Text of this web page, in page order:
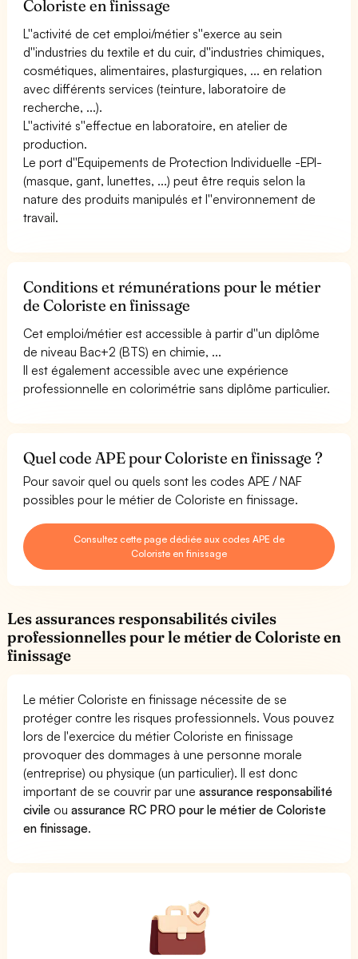
Coloriste en finissage
L''activité de cet emploi/métier s''exerce au sein
d''industries du textile et du cuir, d''industries chimiques,
cosmétiques, alimentaires, plasturgiques, ... en relation
avec différents services (teinture, laboratoire de
recherche, ...).
L''activité s''effectue en laboratoire, en atelier de
production.
Le port d''Equipements de Protection Individuelle -EPI-
(masque, gant, lunettes, ...) peut être requis selon la
nature des produits manipulés et l''environnement de
travail.
Conditions et rémunérations pour le métier
de Coloriste en finissage
Cet emploi/métier est accessible à partir d''un diplôme
de niveau Bac+2 (BTS) en chimie, ...
Il est également accessible avec une expérience
professionnelle en colorimétrie sans diplôme particulier.
Quel code APE pour Coloriste en finissage ?
Pour savoir quel ou quels sont les codes APE / NAF
possibles pour le métier de Coloriste en finissage.
Consultez cette page dédiée aux codes APE de
Coloriste en finissage
Les assurances responsabilités civiles
professionnelles pour le métier de Coloriste en
finissage
Le métier Coloriste en finissage nécessite de se
protéger contre les risques professionnels. Vous pouvez
lors de l'exercice du métier Coloriste en finissage
provoquer des dommages à une personne morale
(entreprise) ou physique (un particulier). Il est donc
important de se couvrir par uneassurance responsabilité
civile ouassurance RC PRO pour le métier de Coloriste
en finissage.